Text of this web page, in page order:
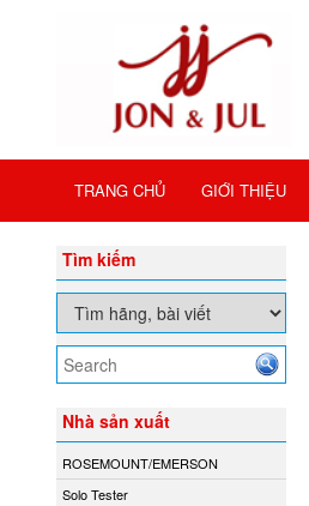
TRANG CHỦ GIỚI THIỆU
Tìm kiếm
Nhà sản xuất
ROSEMOUNT/EMERSON
Solo Tester